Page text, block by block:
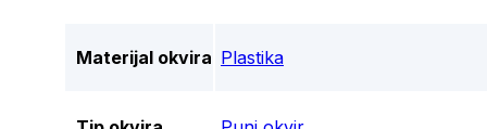
Materijal okvira Plastika